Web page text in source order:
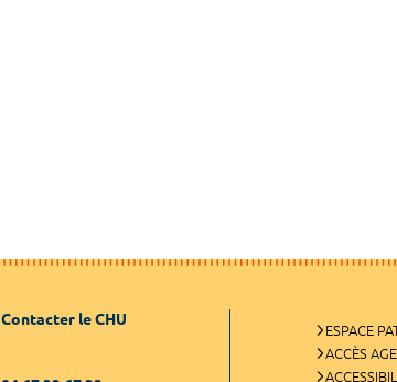
Contacter le CHU
ESPACE
ACCÈS